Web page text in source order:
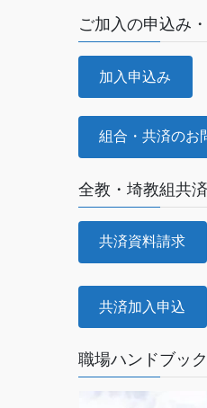
ご加入の申込み
加入申込み
組合・共済のお
全教・埼教組共済
共済資料請求
共済加入申込
職場ハンドブック